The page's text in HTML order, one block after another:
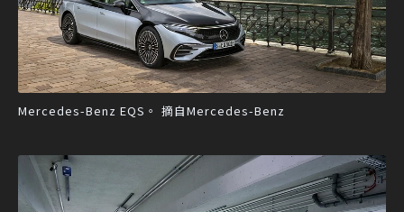
Mercedes-Benz EQS。 摘自Mercedes-Benz